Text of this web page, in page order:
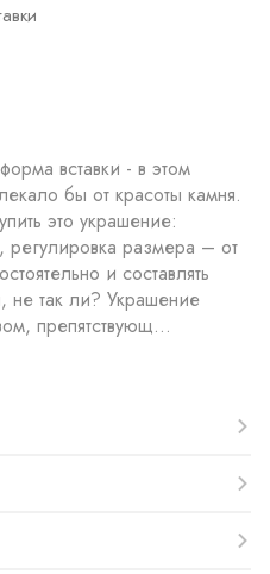
вставки - в этом
бы от красоты камня.
это украшение:
регулировка размера – от
и составлять
не так ли? Украшение
препятствующ...